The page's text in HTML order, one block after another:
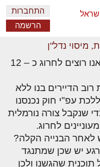
התחברות
הרשמה
מיסוי נדל"ן
כרגע אנו לפ]ני הרחבת בנייה, ואנו רוצים לחרוג כ – 12
רוב הדיירים בנו ללא
עפ"י חוק נכנסנו
שנקבל צורה נורמלית
לחרוג.
לאחר הבנייה הקלה?
יש שכן שמתנגד
שהגשנו ולכן